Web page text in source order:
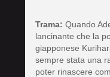
Trama: Quando
lancinante che la
giapponese
sempre stata una
poter rinascere